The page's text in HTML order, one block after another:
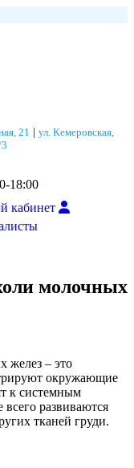
21
ул. Кемеровская,
18:00
кабинет
молочных
желез – это
окружающие
к системным
развиваются
тканей груди.